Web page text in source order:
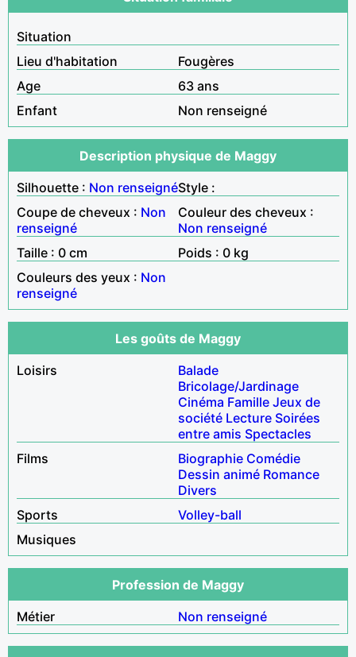
Situation
Lieu d'habitation
Fougères
Age
63 ans
Enfant
Non renseigné
Description physique de Maggy
Silhouette : Non renseignéStyle :
Coupe de cheveux : Non
renseigné
Couleur des cheveux :
Non renseigné
Taille : 0 cm
Poids : 0 kg
Couleurs des yeux : Non
renseigné
Les goûts de Maggy
Loisirs
Balade
Bricolage/Jardinage
Cinéma Famille Jeux de
société Lecture Soirées
entre amis Spectacles
Films
Biographie Comédie
Dessin animé Romance
Divers
Sports
Volley-ball
Musiques
Profession de Maggy
Métier
Non renseigné